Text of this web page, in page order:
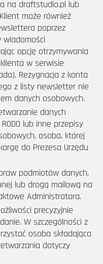
na draftstudio.pl lub
może również
poprzez
wiadomości
opcję otrzymywania
w serwisie
Rezygnacja z konta
z listy newsletter nie
danych osobowych.
danych
lub inne przepisy
osoba, której
do Prezesa Urzędu
podmiotów danych,
lub drogą mailową na
Administratora.
precyzyjnie
W szczególności z
osoba składająca
dotyczy